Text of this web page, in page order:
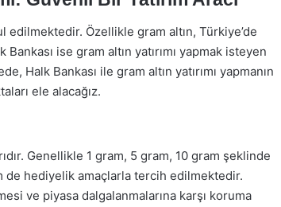
edilmektedir. Özellikle gram altın, Türkiye’de
ise gram altın yatırımı yapmak isteyen
Halk Bankası ile gram altın yatırımı yapmanın
ele alacağız.
Genellikle 1 gram, 5 gram, 10 gram şeklinde
de hediyelik amaçlarla tercih edilmektedir.
ve piyasa dalgalanmalarına karşı koruma